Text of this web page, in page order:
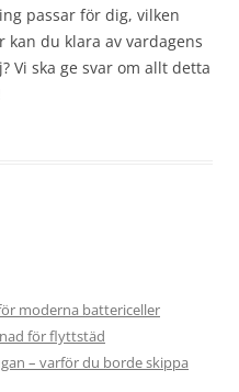
passar för dig, vilken
du klara av vardagens
Vi ska ge svar om allt detta
moderna battericeller
för flyttstäd
– varför du borde skippa